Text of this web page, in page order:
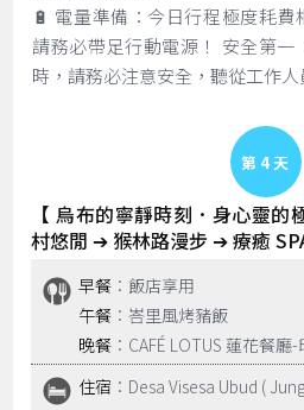
🔋 電量準備：今日行程極度耗費
請務必帶足行動電源！ 安全第
時，請務必注意安全，聽從工作人
Day 4
【 烏布的寧靜時刻．身心靈
村悠閒 ➔ 猴林路漫步 ➔ 療癒
早餐 ：飯店享用
午餐 ：峇里風烤豬飯
晚餐 ：CAFÉ LOTUS 蓮花餐
住宿 ：Desa Visesa Ubud (